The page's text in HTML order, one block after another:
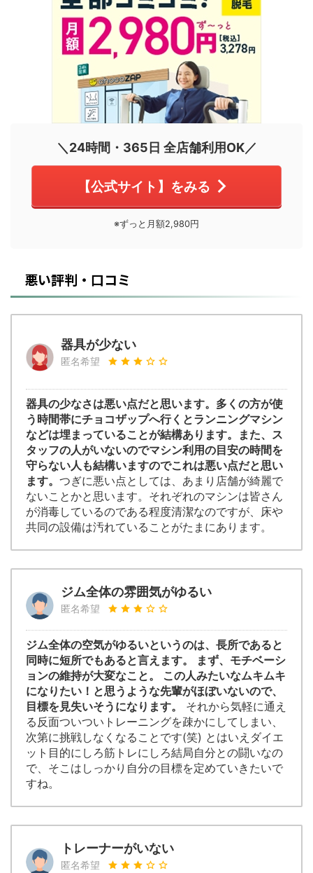
＼24時間・365日 全店舗利用OK／
【公式サイト】をみる
※ずっと月額2,980円
悪い評判・口コミ
器具が少ない
匿名希望
器具の少なさは悪い点だと思います。多くの方が使
う時間帯にチョコザップへ行くとランニングマシン
などは埋まっていることが結構あります。また、ス
タッフの人がいないのでマシン利用の目安の時間を
守らない人も結構いますのでこれは悪い点だと思い
ます。 つぎに悪い点としては、あまり店舗が綺麗で
ないことかと思います。それぞれのマシンは皆さん
が消毒しているのである程度清潔なのですが、床や
共同の設備は汚れていることがたまにあります。
ジム全体の雰囲気がゆるい
匿名希望
ジム全体の空気がゆるいというのは、長所であると
同時に短所でもあると言えます。 まず、モチベーシ
ョンの維持が大変なこと。 この人みたいなムキムキ
になりたい！と思うような先輩がほぼいないので、
目標を見失いそうになります。
それから気軽に通え
る反面ついついトレーニングを疎かにしてしまい、
次第に挑戦しなくなることです(笑) とはいえダイエ
ット目的にしろ筋トレにしろ結局自分との闘いなの
で、そこはしっかり自分の目標を定めていきたいで
すね。
トレーナーがいない
匿名希望